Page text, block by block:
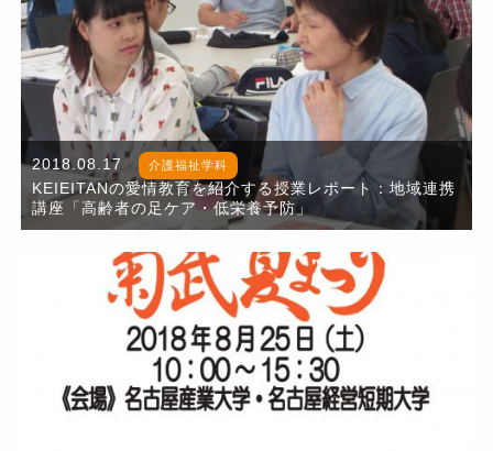
2018.08.17 介護福祉学科
KEIEITANの愛情教育を紹介する授業レポート：地域連携
講座「高齢者の足ケア・低栄養予防」